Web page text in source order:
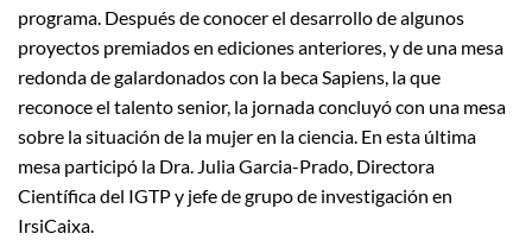
programa. Después de conocer el desarrollo de algunos
proyectos premiados en ediciones anteriores, y de una mesa
redonda de galardonados con la beca Sapiens, la que
reconoce el talento senior, la jornada concluyó con una mesa
sobre la situación de la mujer en la ciencia. En esta última
mesa participó la Dra. Julia Garcia-Prado, Directora
Científica del IGTP y jefe de grupo de investigación en
IrsiCaixa.